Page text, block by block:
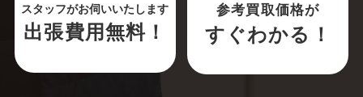
スタッフがお伺いいたします
出張費用無料！
参考買取価格が
すぐわかる！